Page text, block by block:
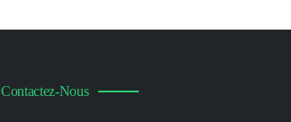
Contactez-Nous